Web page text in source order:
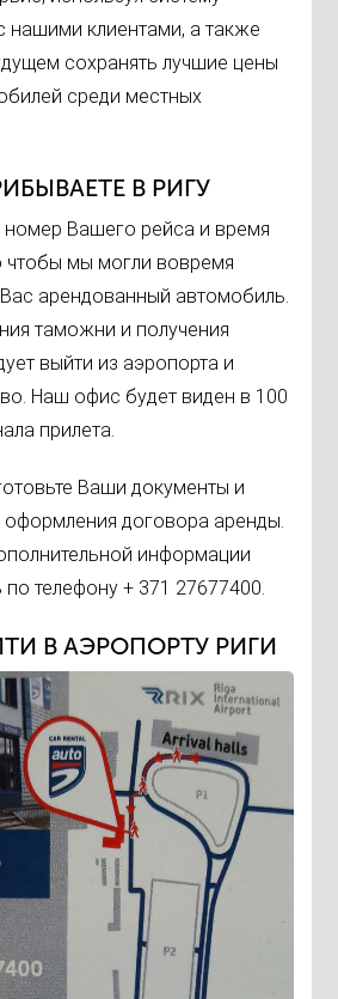
нашими клиентами, а также
сохранять лучшие цены
среди местных
В РИГУ
номер Вашего рейса и время
чтобы мы могли вовремя
арендованный автомобиль.
таможни и получения
выйти из аэропорта и
Наш офис будет виден в 100
прилета.
Ваши документы и
договора аренды.
информации
телефону + 371 27677400.
В АЭРОПОРТУ РИГИ